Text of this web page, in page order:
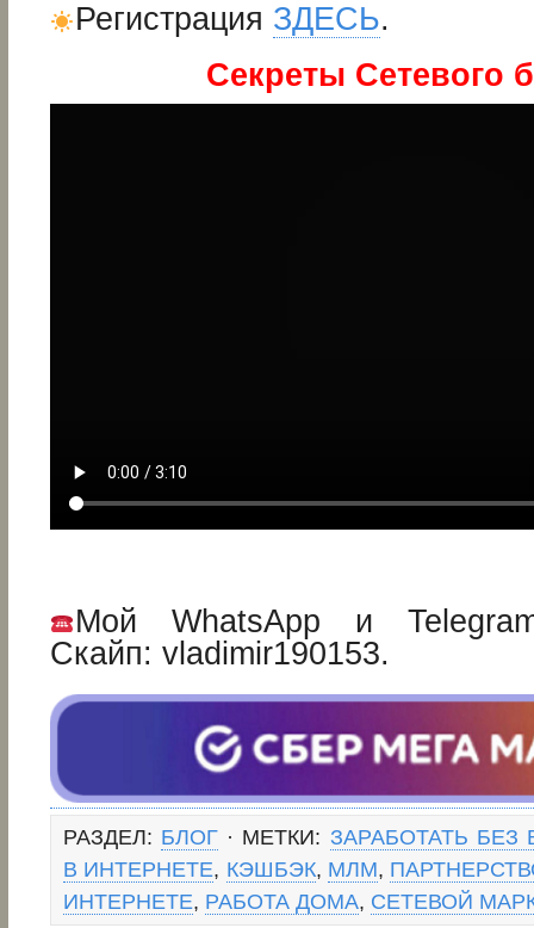
Регистрация ЗДЕСЬ.
Секреты Сетевого
Мой WhatsApp и
Скайп: vladimir190153.
РАЗДЕЛ: БЛОГ · МЕТКИ: ЗАРАБОТАТЬ
В ИНТЕРНЕТЕ, КЭШБЭК, МЛМ,
ИНТЕРНЕТЕ, РАБОТА ДОМА, СЕТЕВОЙ